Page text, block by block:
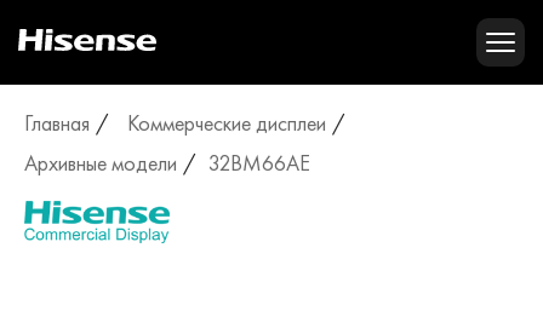
Главная
Коммерческие дисплеи
Архивные модели
32BM66AE